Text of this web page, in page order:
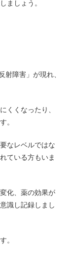
ましょう。
障害」が現れ、
くくなったり、
。
なレベルではな
ている方もいま
化、薬の効果が
識し記録しまし
。